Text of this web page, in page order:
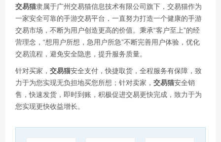
交易猫隶属于广州交易猫信息技术有限公司旗下，交易猫作为
一家安全可靠的手游交易平台，一直努力打造一个健康的手游
交易市场，不断为用户创造更高的价值。秉承“客户至上”的经
营理念，“想用户所想，急用户所急”不断完善用户体验，优化
交易流程，避免安全隐患，提升服务质量。
针对买家，交易猫安全支付，快捷取货，全程服务有保障，致
力于为您实现无负担地买您所想；针对卖家，交易猫安全销
售，快速发货，即时到账，积极促进交易更快完成，致力于为
您实现更快收益增长。